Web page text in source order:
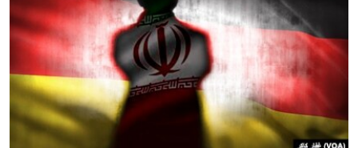
فرهنگ و زندگی
حقوق شهروندی
اقتصادی
علم و فناوری
اسرائیل در جنگ
مستندها
انتخابات ریاست جمهوری آمریکا ۲۰۲۴
حمله جمهوری اسلامی به اسرائیل
رمز مهسا
ورزش زنان در ایران
دنبال کنید
زبانهای مختلف